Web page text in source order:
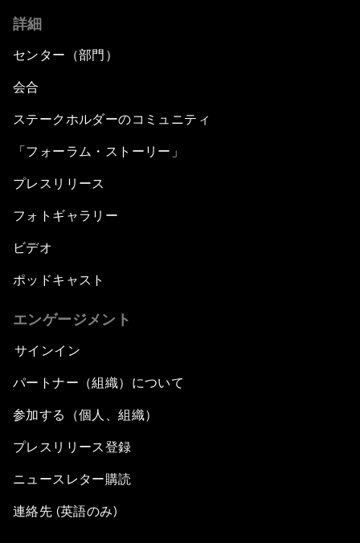
詳細
センター（部門）
会合
ステークホルダーのコミュニティ
「フォーラム・ストーリー」
プレスリリース
フォトギャラリー
ビデオ
ポッドキャスト
エンゲージメント
サインイン
パートナー（組織）について
参加する（個人、組織）
プレスリリース登録
ニュースレター購読
連絡先 (英語のみ)